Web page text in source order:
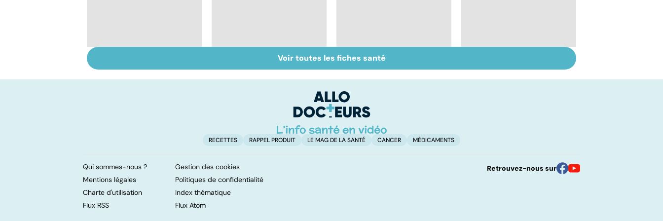
infections
Inflammation des
amygdales : que faire
Suicide : prévenir le
passage à l'acte
complexe
Voir toutes les fiches santé
RECETTES RAPPEL PRODUIT LE MAG DE LA SANTÉ CANCER MÉDICAMENTS
Qui sommes-nous ?
Gestion des cookies
Mentions légales
Politiques de confidentialité
Charte d'utilisation
Index thématique
Flux RSS
Flux Atom
Retrouvez-nous sur